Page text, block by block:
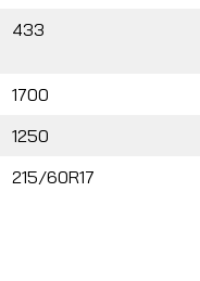
433
1700
1250
215/60R17